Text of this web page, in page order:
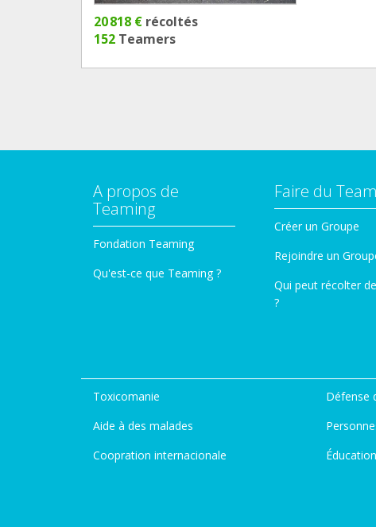
20 818 € récoltés
152 Teamers
A propos de
Teaming
Fondation Teaming
Qu'est-ce que Teaming ?
Faire du
Créer un Groupe
Rejoindre un
Qui peut récolter
?
Toxicomanie
Aide à des malades
Coopration internacionale
Défense
Éducation